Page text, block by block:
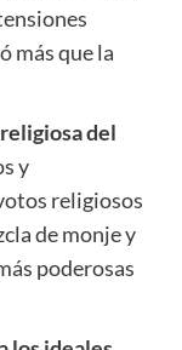
más que la
del
y
religiosos
de monje y
poderosas